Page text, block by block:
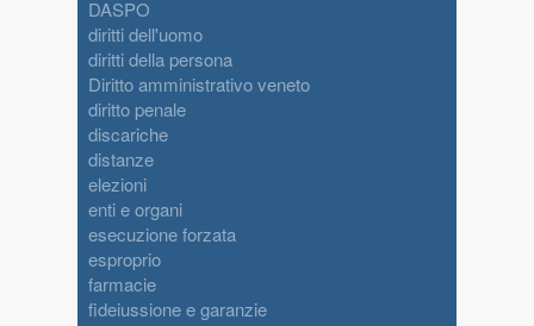
DASPO
diritti dell'uomo
diritti della persona
Diritto amministrativo veneto
diritto penale
discariche
distanze
elezioni
enti e organi
esecuzione forzata
esproprio
farmacie
fideiussione e garanzie